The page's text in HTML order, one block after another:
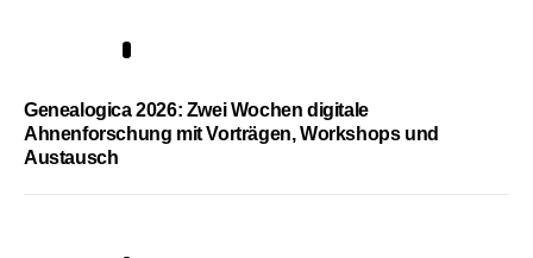
Genealogica 2026: Zwei Wochen digitale
Ahnenforschung mit Vorträgen, Workshops und
Austausch